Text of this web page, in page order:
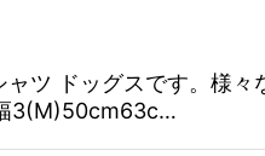
ツ ドッグスです。様
3(M)50cm63c…